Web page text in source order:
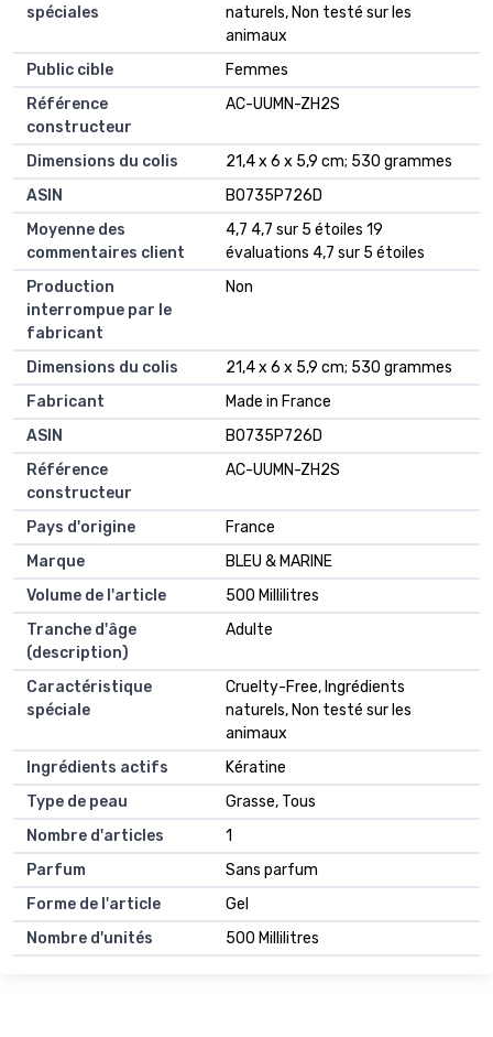
spéciales
naturels, Non testé sur les
animaux
Public cible
‎Femmes
Référence
constructeur
‎AC-UUMN-ZH2S
Dimensions du colis
‎21,4 x 6 x 5,9 cm; 530 grammes
ASIN
‎B0735P726D
Moyenne des
commentaires client
4,7 4,7 sur 5 étoiles 19
évaluations 4,7 sur 5 étoiles
Production
interrompue par le
fabricant
Non
Dimensions du colis
21,4 x 6 x 5,9 cm; 530 grammes
Fabricant
Made in France
ASIN
B0735P726D
Référence
constructeur
AC-UUMN-ZH2S
Pays d'origine
France
Marque
BLEU & MARINE
Volume de l'article
500 Millilitres
Tranche d'âge
(description)
Adulte
Caractéristique
spéciale
Cruelty-Free, Ingrédients
naturels, Non testé sur les
animaux
Ingrédients actifs
Kératine
Type de peau
Grasse, Tous
Nombre d'articles
1
Parfum
Sans parfum
Forme de l'article
Gel
Nombre d'unités
500 Millilitres